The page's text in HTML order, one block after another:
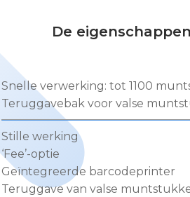
De
Snelle verwerking: tot 1100
Teruggavebak voor valse
Stille werking
‘Fee’-optie
Geïntegreerde barcodeprinter
Teruggave van valse